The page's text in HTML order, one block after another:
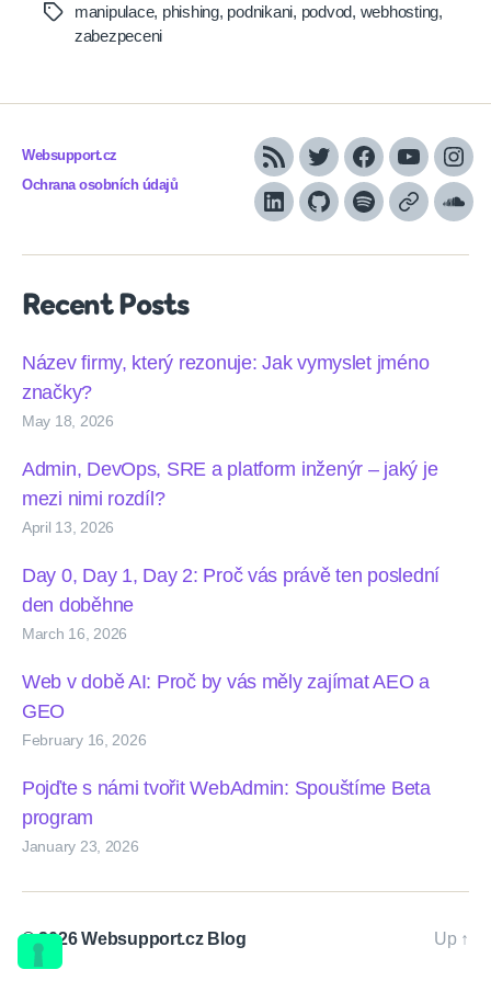
Tags manipulace, phishing, podnikani, podvod, webhosting,
zabezpeceni
Websupport.cz
Ochrana osobních údajů
RSS TwitterFacebook
YouTube
LinkedInGithubSpotifyApple
Recent Posts
Název firmy, který rezonuje: Jak vymyslet jméno
značky?
May 18, 2026
Admin, DevOps, SRE a platform inženýr – jaký je
mezi nimi rozdíl?
April 13, 2026
Day 0, Day 1, Day 2: Proč vás právě ten poslední
den doběhne
March 16, 2026
Web v době AI: Proč by vás měly zajímat AEO a
GEO
February 16, 2026
Pojďte s námi tvořit WebAdmin: Spouštíme Beta
program
January 23, 2026
© 2026Websupport.cz Blog Up ↑